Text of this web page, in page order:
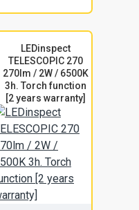
LEDinspect
TELESCOPIC 270
270lm / 2W / 6500K
3h. Torch function
[2 years warranty]